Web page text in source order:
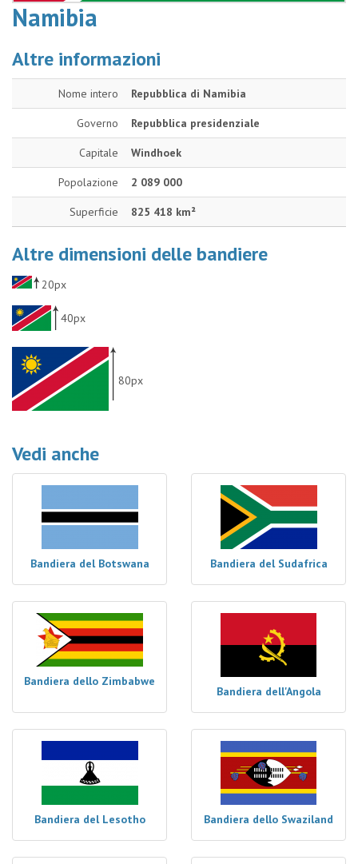
Namibia
Altre informazioni
Nome intero Repubblica di Namibia
Governo Repubblica presidenziale
Capitale Windhoek
Popolazione 2 089 000
Superficie 825 418 km²
Altre dimensioni delle bandiere
20px
40px
80px
Vedi anche
Bandiera del Botswana Bandiera del Sudafrica
Bandiera dello Zimbabwe
Bandiera dell'Angola
Bandiera del Lesotho Bandiera dello Swaziland